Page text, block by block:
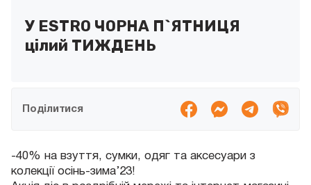
У ESTRO ЧОРНА П`ЯТНИЦЯ
цілий ТИЖДЕНЬ
Поділитися
-40% на взуття, сумки, одяг та аксесуари з
колекції осінь-зима’23!